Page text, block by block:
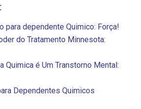
para dependente Quimico: Força!
do Tratamento Minnesota:
Quimica é Um Transtorno Mental:
Dependentes Quimicos